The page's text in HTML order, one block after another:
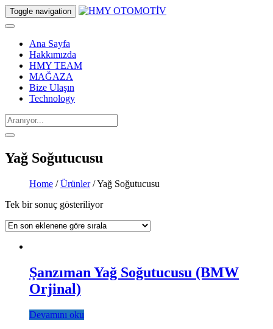
Toggle navigation
Ana Sayfa
Hakkımızda
HMY TEAM
MAĞAZA
Bize Ulaşın
Technology
Yağ Soğutucusu
Home /Ürünler/ Yağ Soğutucusu
Tek bir sonuç gösteriliyor
Şanzıman Yağ Soğutucusu (BMW
Orjinal)
Devamını oku